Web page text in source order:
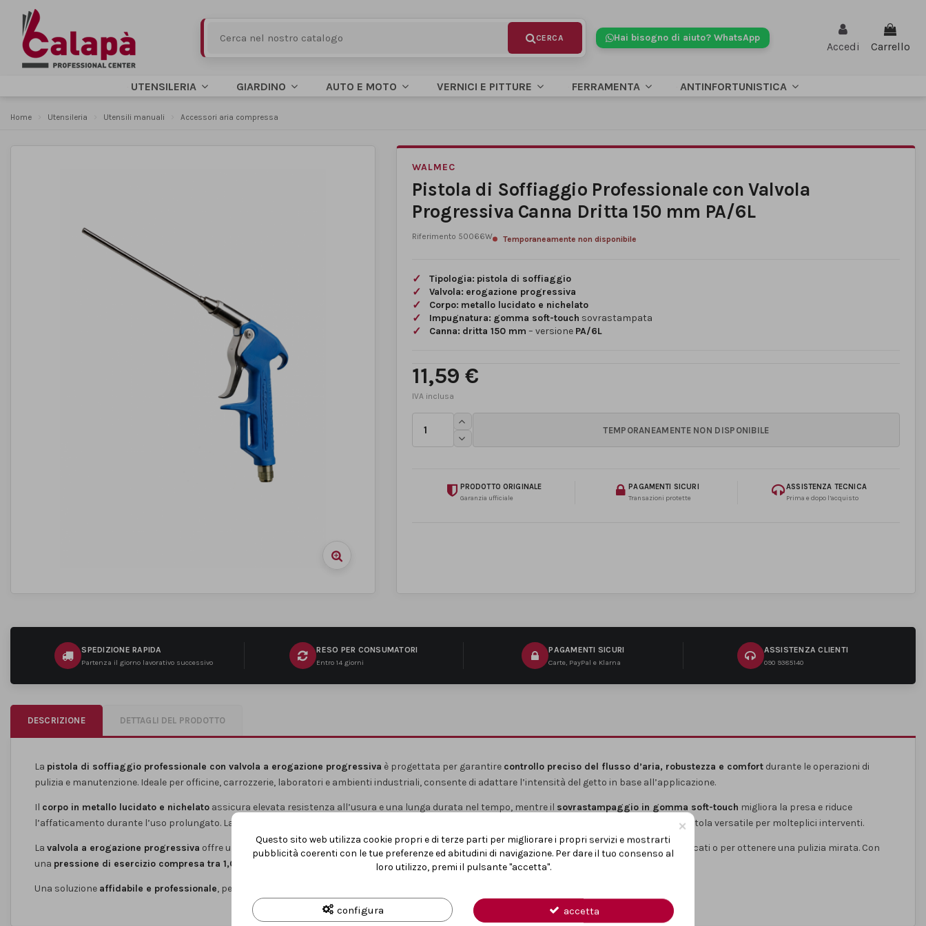
Hai bisogno di aiuto? WhatsApp
Accedi Carrello
UTENSILERIA GIARDINO AUTO E MOTO VERNICI E PITTURE FERRAMENTA ANTINFORTUNISTICA
Home Utensileria Utensili manuali Accessori aria compressa
WALMEC
Pistola di Soffiaggio Professionale con Valvola
Progressiva Canna Dritta 150 mm PA/6L
Riferimento 50066W Temporaneamente non disponibile
Tipologia: pistola di soffiaggio
Valvola: erogazione progressiva
Corpo: metallo lucidato e nichelato
Impugnatura: gomma soft-touch sovrastampata
Canna: dritta 150 mm – versione PA/6L
11,59 €
PRODOTTO ORIGINALE
Garanzia ufficiale
PAGAMENTI SICURI
Transazioni protette
ASSISTENZA TECNICA
Prima e dopo l’acquisto
SPEDIZIONE RAPIDA
Partenza il giorno lavorativo successivo
RESO PER CONSUMATORI
Entro 14 giorni
PAGAMENTI SICURI
Carte, PayPal e Klarna
ASSISTENZA CLIENTI
090 9385140
DESCRIZIONE DETTAGLI DEL PRODOTTO
La pistola di soffiaggio professionale con valvola a erogazione progressiva è progettata per garantire controllo preciso del flusso d’aria, robustezza e comfort durante le operazioni di
pulizia e manutenzione. Ideale per officine, carrozzerie, laboratori e ambienti industriali, consente di adattare l’intensità del getto in base all’applicazione.
Il corpo in metallo lucidato e nichelato assicura elevata resistenza all’usura e una lunga durata nel tempo, mentre il sovrastampaggio in gomma soft-touch migliora la presa e riduce
l’affaticamento durante l’uso prolungato. La
, rendendo la pistola versatile per molteplici interventi.
La valvola a erogazione progressiva offre un controllo fine e immediato della pressione, fondamentale per lavorare in sicurezza su componenti delicati o per ottenere una pulizia mirata. Con
una pressione di esercizio compresa tra 1,0 e 6,0 bar , la pistola è compatibile con i principali impianti ad aria compressa.
Una soluzione affidabile e professionale, pensata per chi cerca
×
Questo sito web utilizza cookie propri e di terze parti per migliorare i propri servizi e mostrarti
pubblicità coerenti con le tue preferenze ed abitudini di navigazione. Per dare il tuo consenso al
loro utilizzo, premi il pulsante "accetta".
configura accetta